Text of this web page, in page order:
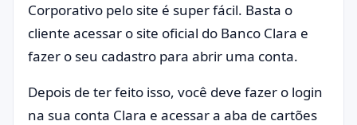
Corporativo pelo site é super fácil. Basta o
cliente acessar o site oficial do Banco Clara e
fazer o seu cadastro para abrir uma conta.
Depois de ter feito isso, você deve fazer o login
na sua conta Clara e acessar a aba de cartões